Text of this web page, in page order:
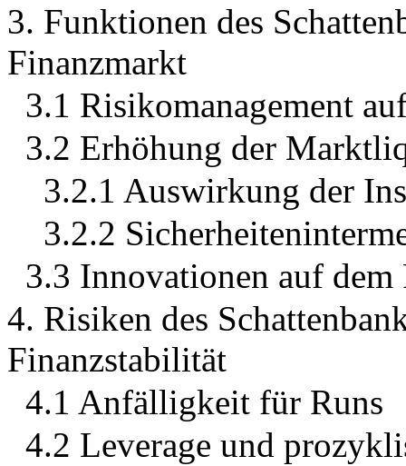
3. Funktionen des
Finanzmarkt
3.1 Risikomanagement
3.2 Erhöhung der
3.2.1 Auswirkung der
3.2.2
3.3 Innovationen auf dem
4. Risiken des
Finanzstabilität
4.1 Anfälligkeit für Runs
4.2 Leverage und